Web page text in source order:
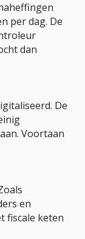
per dag. De
dan
De
Voortaan
en
fiscale keten